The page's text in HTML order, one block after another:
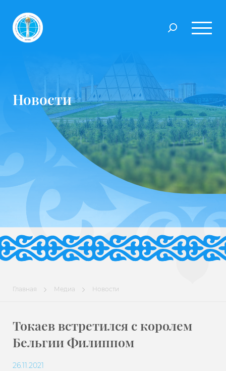
Новости
Главная Медиа Новости
Токаев встретился с королем
Бельгии Филиппом
26.11.2021